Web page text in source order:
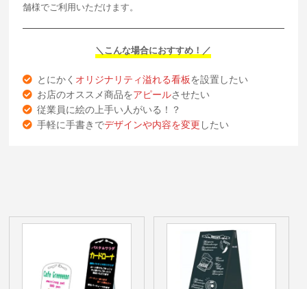
舗様でご利用いただけます。
＼こんな場合におすすめ！／
とにかく オリジナリティ溢れる看板を設置したい
お店のオススメ商品をアピールさせたい
従業員に絵の上手い人がいる！？
手軽に手書きでデザインや内容を変更 したい